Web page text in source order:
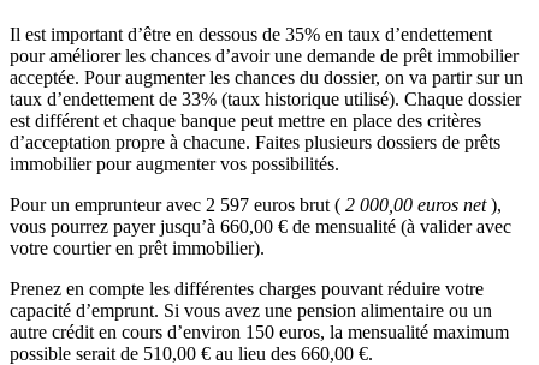
Il est important d’être en dessous de 35% en taux d’endettement
pour améliorer les chances d’avoir une demande de prêt immobilier
acceptée. Pour augmenter les chances du dossier, on va partir sur un
taux d’endettement de 33% (taux historique utilisé). Chaque dossier
est différent et chaque banque peut mettre en place des critères
d’acceptation propre à chacune. Faites plusieurs dossiers de prêts
immobilier pour augmenter vos possibilités.
Pour un emprunteur avec 2 597 euros brut ( 2 000,00 euros net),
vous pourrez payer jusqu’à 660,00 € de mensualité (à valider avec
votre courtier en prêt immobilier).
Prenez en compte les différentes charges pouvant réduire votre
capacité d’emprunt. Si vous avez une pension alimentaire ou un
autre crédit en cours d’environ 150 euros, la mensualité maximum
possible serait de 510,00 € au lieu des 660,00 €.